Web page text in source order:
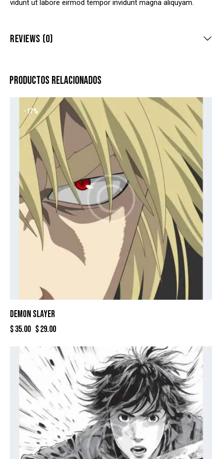
vidunt ut labore eirmod tempor invidunt magna aliquyam.
REVIEWS (0)
PRODUCTOS RELACIONADOS
-17%
DEMON SLAYER
$35.00 $29.00